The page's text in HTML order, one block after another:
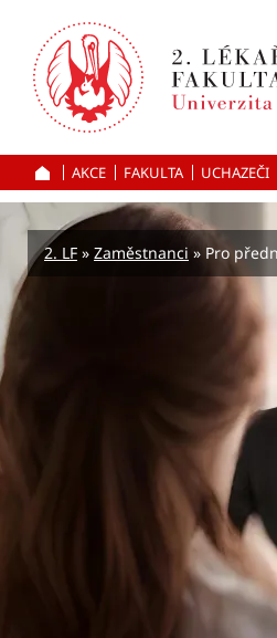
k hlavnímu
obsahu
AKCE FAKULTA UCHAZEČI
2. LF Zaměstnanci Pro